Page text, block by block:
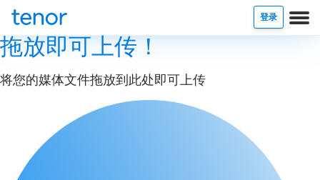
登录
拖放即可上传！
将您的媒体文件拖放到此处即可上传